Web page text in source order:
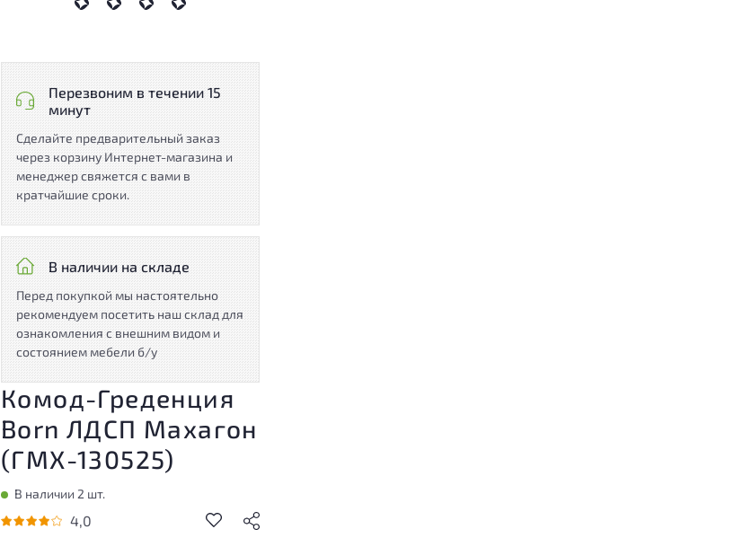
Перезвоним в течении 15
минут
Сделайте предварительный заказ
через корзину Интернет-магазина и
менеджер свяжется с вами в
кратчайшие сроки.
В наличии на складе
Перед покупкой мы настоятельно
рекомендуем посетить наш склад для
ознакомления с внешним видом и
состоянием мебели б/у
Комод-Греденция
Born ЛДСП Махагон
(ГМХ-130525)
В наличии 2 шт.
4,0